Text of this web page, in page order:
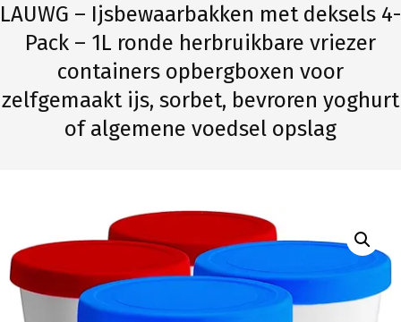
Navigation
Menu
Navigation
Menu
LAUWG – Ijsbewaarbakken met deksels 4-
Pack – 1L ronde herbruikbare vriezer
containers opbergboxen voor
zelfgemaakt ijs, sorbet, bevroren yoghurt
of algemene voedsel opslag